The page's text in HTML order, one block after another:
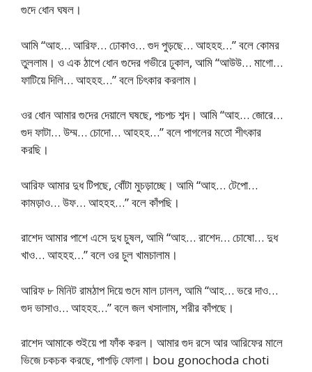
গুদে ধোন ঘষল।
আমি “আহ… আরিফ… ঢোকাও… গুদ পুড়ছে… আহহহ…” বলে কোমর
তুললাম। ও এক ঠাপে ধোন গুদের গভীরে ঢুকাল, আমি “আউউ… মাগো…
ফাটিয়ে দিলি… আহহহ…” বলে চিৎকার করলাম।
ওর ধোন আমার গুদের দেয়ালে ঘষছে, পচপচ শব্দ। আমি “আহ… জোরে…
গুদ ফাটা… উম্ম… চোদো… আহহহ…” বলে পাগলের মতো শীৎকার
করছি।
আরিফ আমার দুধ টিপছে, বোঁটা মুচড়াচ্ছে। আমি “আহ… টেপো…
কামড়াও… উফ… আহহহ…” বলে কাঁপছি।
রাশেদ আমার পাশে এসে দুধ চুষল, আমি “আহ… রাশেদ… চোষো… দুধ
খাও… আহহহ…” বলে ওর চুল খামচালাম।
আরিফ ৮ মিনিট রামঠাপ দিয়ে গুদে মাল ঢালল, আমি “আহ… ভরে দাও…
গুদ ভাসাও… আহহহ…” বলে জল খসালাম, শরীর কাঁপছে।
রাশেদ আমাকে শুইয়ে পা ফাঁক করল। আমার গুদ রসে আর আরিফের মালে
ভিজে চকচক করছে, পাপড়ি ফোলা। bou gonochoda choti